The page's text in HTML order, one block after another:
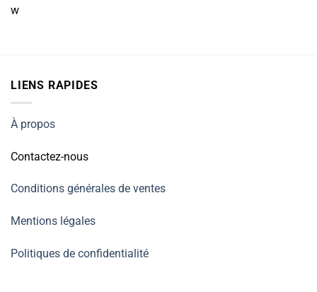
w
LIENS RAPIDES
À propos
Contactez-nous
Conditions générales de ventes
Mentions légales
Politiques de confidentialité